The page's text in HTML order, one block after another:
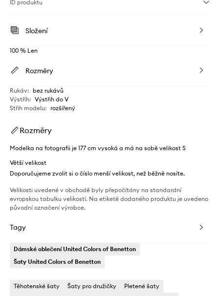
ID produktu
Složení
100 % Len
Rozměry
Rukáv: bez rukávů
Výstřih: Výstřih do V
Střih modelu: rozšířený
Rozměry
Modelka na fotografii je 177 cm vysoká a má na sobě velikost S
Větší velikost
Doporučujeme zvolit si o číslo menší velikost, než běžně nosíte.
Velikosti uvedené v obchodě byly přepočítány na standardní
evropskou tabulku velikostí. Na etiketě dodaného produktu je uvedeno
původní označení výrobce.
Tagy
Dámské oblečení United Colors of Benetton
Šaty United Colors of Benetton
Těhotenské šaty Šaty pro družičky
Pletené šaty